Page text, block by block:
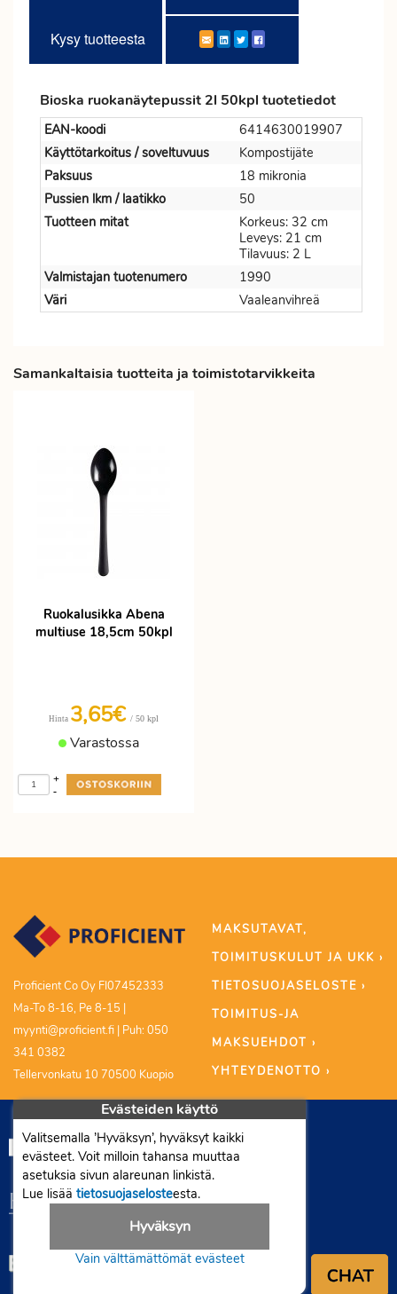
Kysy tuotteesta
Bioska ruokanäytepussit 2l 50kpl tuotetiedot
EAN-koodi
6414630019907
Käyttötarkoitus / soveltuvuus
Kompostijäte
Paksuus
18 mikronia
Pussien lkm / laatikko
50
Tuotteen mitat
Korkeus: 32 cm
Leveys: 21 cm
Tilavuus: 2 L
Valmistajan tuotenumero
1990
Väri
Vaaleanvihreä
Samankaltaisia tuotteita ja toimistotarvikkeita
Ruokalusikka Abena
multiuse 18,5cm 50kpl
Hinta 3,65€ / 50 kpl
Varastossa
-
+
Proficient Co Oy FI07452333
Ma-To 8-16, Pe 8-15 |
myynti@proficient.fi | Puh: 050
341 0382
Tellervonkatu 10 70500 Kuopio
MAKSUTAVAT,
TOIMITUSKULUT JA UKK ›
TIETOSUOJASELOSTE ›
TOIMITUS-JA
MAKSUEHDOT ›
YHTEYDENOTTO ›
Evästeiden käyttö
Valitsemalla ’Hyväksyn’, hyväksyt kaikki
evästeet. Voit milloin tahansa muuttaa
asetuksia sivun alareunan linkistä.
Lue lisää tietosuojaselosteesta.
Hyväksyn
Vain välttämättömät evästeet